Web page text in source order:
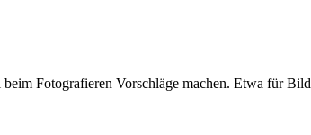
beim Fotografieren Vorschläge machen. Etwa für